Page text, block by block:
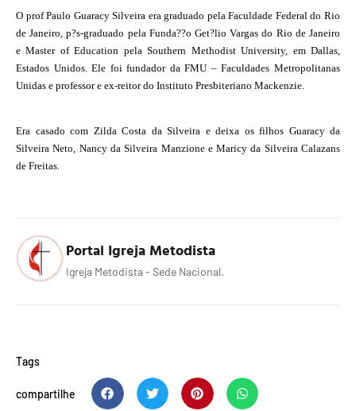
O prof Paulo Guaracy Silveira era graduado pela Faculdade Federal do Rio
de Janeiro, p?s-graduado pela Funda??o Get?lio Vargas do Rio de Janeiro
e Master of Education pela Southern Methodist University, em Dallas,
Estados Unidos. Ele foi fundador da FMU – Faculdades Metropolitanas
Unidas e professor e ex-reitor do Instituto Presbiteriano Mackenzie.
Era casado com Zilda Costa da Silveira e deixa os filhos Guaracy da
Silveira Neto, Nancy da Silveira Manzione e Maricy da Silveira Calazans
de Freitas.
Portal Igreja Metodista
Igreja Metodista - Sede Nacional.
Tags
compartilhe